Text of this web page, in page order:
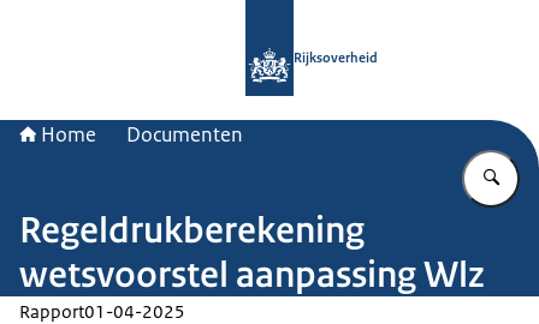
Rijksoverheid
Home Documenten
Regeldrukberekening
wetsvoorstel aanpassing Wlz
Rapport01-04-2025